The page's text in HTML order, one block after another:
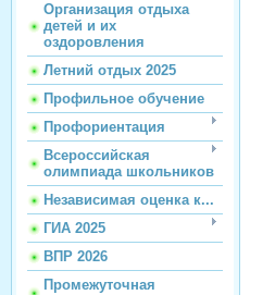
Организация отдыха
детей и их
оздоровления
Летний отдых 2025
Профильное обучение
Профориентация
Всероссийская
олимпиада школьников
Независимая оценка к...
ГИА 2025
ВПР 2026
Промежуточная